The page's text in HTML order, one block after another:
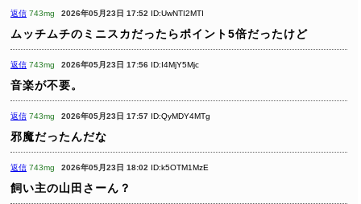
返信 743mg 2026年05月23日 17:52 ID:UwNTI2MTI
ムッチムチのミニスカだったらポイント5倍だったけど
返信 743mg 2026年05月23日 17:56 ID:I4MjY5Mjc
音楽が不要。
返信 743mg 2026年05月23日 17:57 ID:QyMDY4MTg
邪魔だったんだな
返信 743mg 2026年05月23日 18:02 ID:k5OTM1MzE
飼い主の山田さーん？